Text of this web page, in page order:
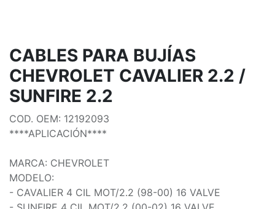
CABLES PARA BUJÍAS
CHEVROLET CAVALIER 2.2 /
SUNFIRE 2.2
COD. OEM: 12192093
****APLICACIÓN****
MARCA: CHEVROLET
MODELO:
- CAVALIER 4 CIL MOT/2.2 (98-00) 16 VALVE